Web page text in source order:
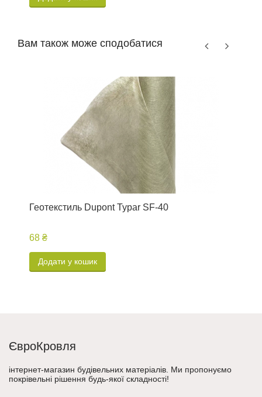
Вам також може сподобатися
Геотекстиль Dupont Typar SF-40
68 ₴
Додати у кошик
ЄвроКровля
інтернет-магазин будівельних матеріалів. Ми пропонуємо
покрівельні рішення будь-якої складності!